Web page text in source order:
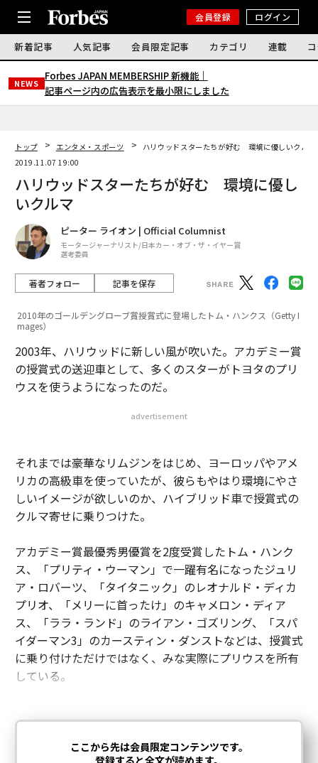
会員登録 ログイン
新着記事 人気記事 会員限定記事 カテゴリ 連載
NEWS
Forbes JAPAN MEMBERSHIP 新機能｜
記事ページ内の広告表示を最小限にしました
トップ エンタメ・スポーツ
ハリウッドスターたちが好む 環境に優しいクルマ
2019.11.07 19:00
ハリウッドスターたちが好む 環境に優し
いクルマ
ピーター ライオン | Official Columnist
モータージャーナリスト/日本カー・オブ・ザ・イヤー賞
選考委員
著者フォロー 記事を保存
2010年のゴールデングローブ賞授賞式に登場したトム・ハンクス（Getty I
mages）
2003年、ハリウッドに新しい風が吹いた。アカデミー賞
の授賞式の送迎車として、多くのスターがトヨタのプリ
ウスを使うようになったのだ。
advertisement
それまでは豪華なリムジンをはじめ、ヨーロッパやアメ
リカの高級車を使っていたが、彼らもやはり環境にやさ
しいイメージが欲しいのか、ハイブリッド車で授賞式の
クルマ寄せに乗りつけた。
アカデミー賞最優秀男優賞を2度受賞したトム・ハンク
ス、「プリティ・ウーマン」で一躍有名になったジュリ
ア・ロバーツ、「タイタニック」のレオナルド・ディカ
プリオ、「メリーに首ったけ」のキャメロン・ディア
ス、「ララ・ランド」のライアン・ゴズリング、「スパ
イダーマン3」のカースティン・ダンストなどは、授賞式
に乗り付けただけではなく、みな実際にプリウスを所有
している。